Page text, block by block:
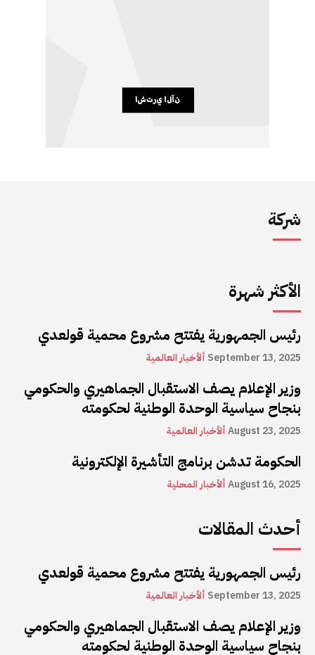
شركة
الأكثر شهرة
رئيس الجمهورية يفتتح مشروع محمية قولعدي
ألأخبار العالمية September 13, 2025
وزير الإعلام يصف الاستقبال الجماهيري والحكومي
بنجاح سياسية الوحدة الوطنية لحكومته
ألأخبار العالميةAugust 23, 2025
الحكومة تدشن برنامج التأشيرة الإلكترونية
ألأخبار المحليةAugust 16, 2025
أحدث المقالات
رئيس الجمهورية يفتتح مشروع محمية قولعدي
ألأخبار العالمية September 13, 2025
وزير الإعلام يصف الاستقبال الجماهيري والحكومي
بنجاح سياسية الوحدة الوطنية لحكومته